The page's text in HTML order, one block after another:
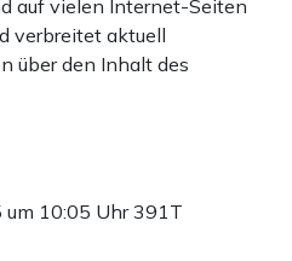
auf vielen Internet-Seiten
verbreitet aktuell
über den Inhalt des
um 10:05 Uhr391T